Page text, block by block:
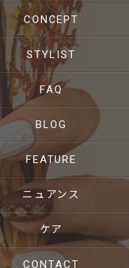
CONCEPT
STYLIST
FAQ
BLOG
FEATURE
ニュアンス
ケア
CONTACT